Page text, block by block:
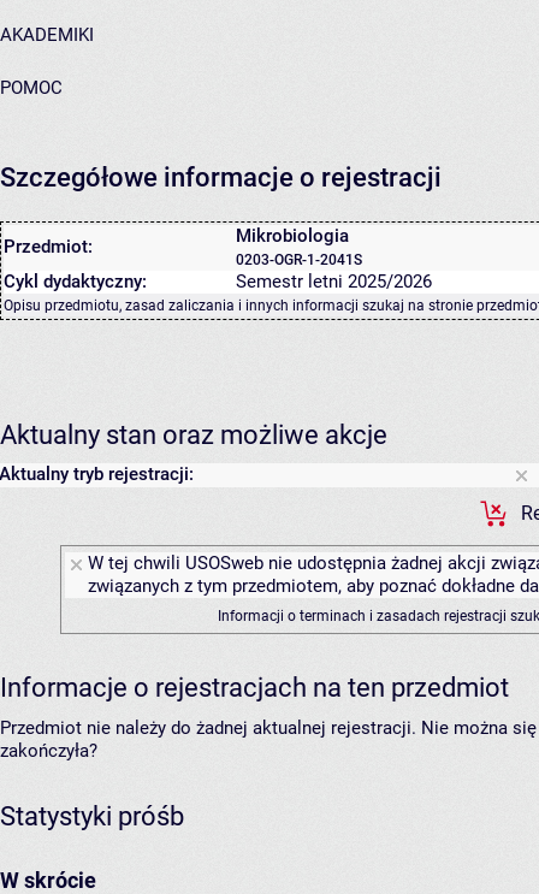
AKADEMIKI
POMOC
Szczegółowe informacje o rejestracji
Przedmiot: Mikrobiologia
0203-OGR-1-2041S
Cykl dydaktyczny: Semestr letni 2025/2026
Opisu przedmiotu, zasad zaliczania i innych informacji szukaj na stronie
Aktualny stan oraz możliwe akcje
Aktualny tryb rejestracji:
W tej chwili USOSweb nie udostępnia żadnej akcji
związanych z tym przedmiotem, aby poznać dokładne
Informacji o terminach i zasadach rejestracji
Informacje o rejestracjach na ten przedmiot
Przedmiot nie należy do żadnej aktualnej rejestracji. Nie można
zakończyła?
Statystyki próśb
W skrócie